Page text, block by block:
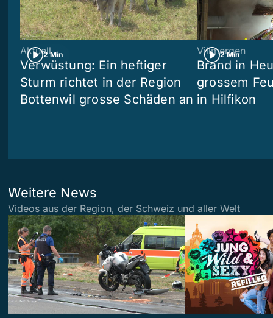
2 Min
Aktuell
Verwüstung: Ein heftiger
Sturm richtet in der Region
Bottenwil grosse Schäden an
2 Min
Villmergen
Brand in
grossem
in Hilfikon
Weitere News
Videos aus der Region, der Schweiz und aller Welt